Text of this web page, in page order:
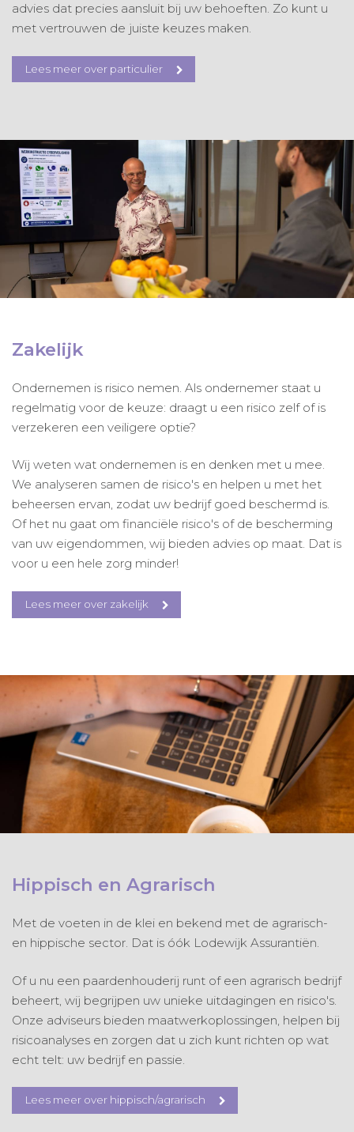
advies dat precies aansluit bij uw behoeften. Zo kunt u
met vertrouwen de juiste keuzes maken.
Lees meer over particulier
Zakelijk
Ondernemen is risico nemen. Als ondernemer staat u
regelmatig voor de keuze: draagt u een risico zelf of is
verzekeren een veiligere optie?
Wij weten wat ondernemen is en denken met u mee.
We analyseren samen de risico's en helpen u met het
beheersen ervan, zodat uw bedrijf goed beschermd is.
Of het nu gaat om financiële risico's of de bescherming
van uw eigendommen, wij bieden advies op maat. Dat is
voor u een hele zorg minder!
Lees meer over zakelijk
Hippisch en Agrarisch
Met de voeten in de klei en bekend met de agrarisch-
en hippische sector. Dat is óók Lodewijk Assurantiën.
Of u nu een paardenhouderij runt of een agrarisch bedrijf
beheert, wij begrijpen uw unieke uitdagingen en risico's.
Onze adviseurs bieden maatwerkoplossingen, helpen bij
risicoanalyses en zorgen dat u zich kunt richten op wat
echt telt: uw bedrijf en passie.
Lees meer over hippisch/agrarisch